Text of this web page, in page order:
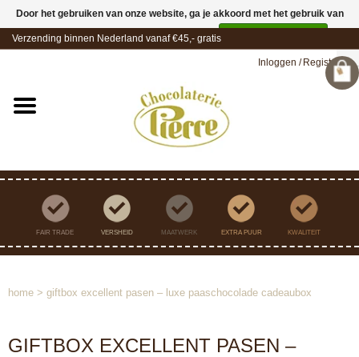
Verzending binnen Nederland vanaf €45,- gratis
Inloggen / Registreren
FAIR TRADE VERSHEID MAATWERK EXTRA PUUR KWALITEIT
home > giftbox excellent pasen – luxe paaschocolade cadeaubox
GIFTBOX EXCELLENT PASEN –
Door het gebruiken van onze website, ga je akkoord met het gebruik van
cookies om onze website te verbeteren.
Meer over cookies »